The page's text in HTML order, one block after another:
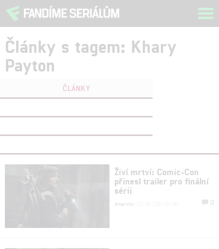
Články s tagem: Khary
Payton
ČLÁNKY
Živí mrtví: Comic-Con
přinesl trailer pro finální
sérii
Anarvin 0